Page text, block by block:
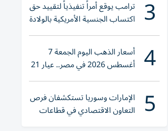
3 ترامب يوقع أمراً تنفيذياً لتقييد حق
اكتساب الجنسية الأمريكية بالولادة
4 أسعار الذهب اليوم الجمعة 7
أغسطس 2026 في مصر.. عيار 21
يقترب من هذا الرقم
5 الإمارات وسوريا تستكشفان فرص
التعاون الاقتصادي في قطاعات